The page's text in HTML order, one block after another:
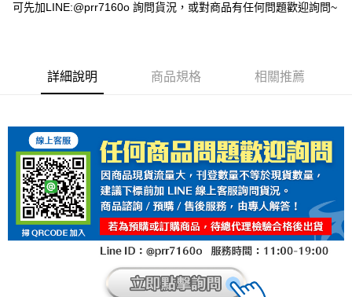
可先加LINE:@prr7160o 詢問貨況，或對商品有任何問題歡迎詢問~
詳細說明 商品規格 相關推薦